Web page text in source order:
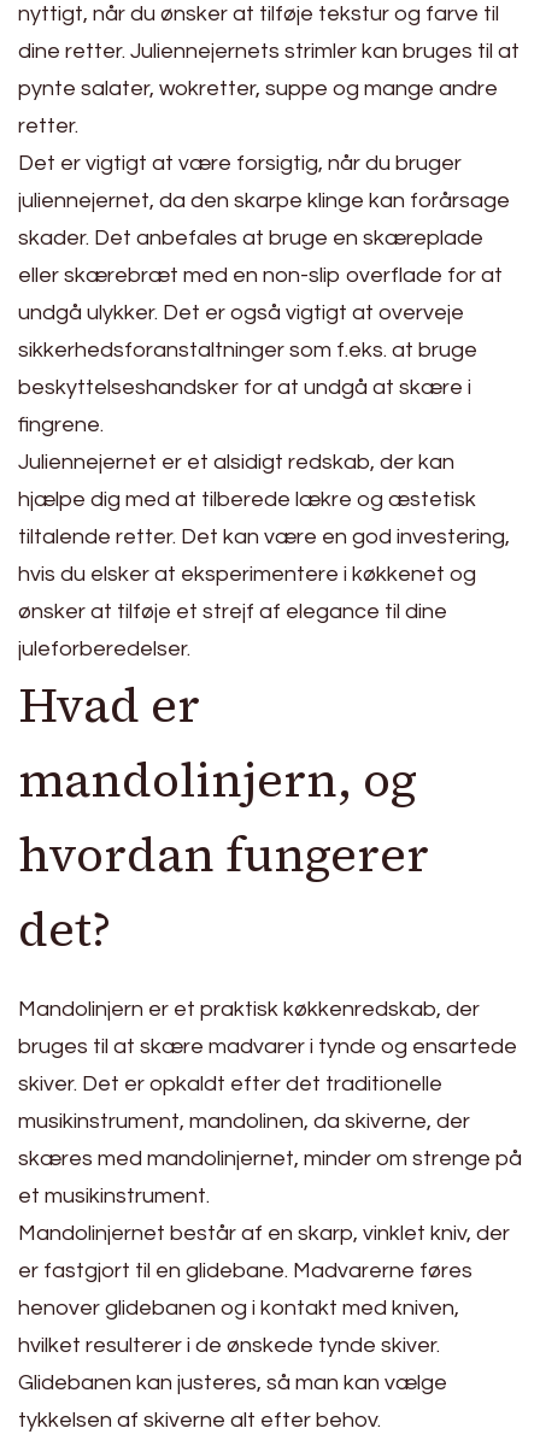
nyttigt, når du ønsker at tilføje tekstur og farve til
dine retter. Juliennejernets strimler kan bruges til at
pynte salater, wokretter, suppe og mange andre
retter.
Det er vigtigt at være forsigtig, når du bruger
juliennejernet, da den skarpe klinge kan forårsage
skader. Det anbefales at bruge en skæreplade
eller skærebræt med en non-slip overflade for at
undgå ulykker. Det er også vigtigt at overveje
sikkerhedsforanstaltninger som f.eks. at bruge
beskyttelseshandsker for at undgå at skære i
fingrene.
Juliennejernet er et alsidigt redskab, der kan
hjælpe dig med at tilberede lækre og æstetisk
tiltalende retter. Det kan være en god investering,
hvis du elsker at eksperimentere i køkkenet og
ønsker at tilføje et strejf af elegance til dine
juleforberedelser.
Hvad er
mandolinjern, og
hvordan fungerer
det?
Mandolinjern er et praktisk køkkenredskab, der
bruges til at skære madvarer i tynde og ensartede
skiver. Det er opkaldt efter det traditionelle
musikinstrument, mandolinen, da skiverne, der
skæres med mandolinjernet, minder om strenge på
et musikinstrument.
Mandolinjernet består af en skarp, vinklet kniv, der
er fastgjort til en glidebane. Madvarerne føres
henover glidebanen og i kontakt med kniven,
hvilket resulterer i de ønskede tynde skiver.
Glidebanen kan justeres, så man kan vælge
tykkelsen af skiverne alt efter behov.